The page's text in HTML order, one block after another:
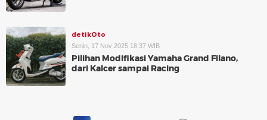
detikOto
Senin, 17 Nov 2025 18:37 WIB
Pilihan Modifikasi Yamaha Grand Filano,
dari Kalcer sampai Racing